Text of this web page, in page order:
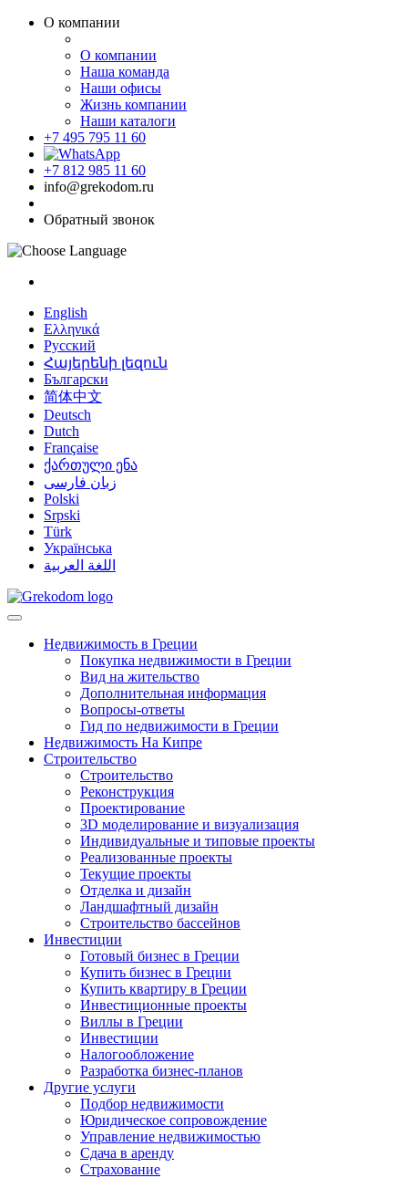
О компании
О компании
Наша команда
Наши офисы
Жизнь компании
Наши каталоги
+7 495 795 11 60
+7 812 985 11 60
info@grekodom.ru
Обратный звонок
English
Ελληνικά
Русский
Հայերենի լեզուն
Български
简体中文
Deutsch
Dutch
Française
ქართული ენა
زبان فارسی
Polski
Srpski
Türk
Українська
اللغة العربية
Недвижимость в Греции
Покупка недвижимости в Греции
Вид на жительство
Дополнительная информация
Вопросы-ответы
Гид по недвижимости в Греции
Недвижимость На Кипре
Строительство
Строительство
Реконструкция
Проектирование
3D моделирование и визуализация
Индивидуальные и типовые проекты
Реализованные проекты
Текущие проекты
Отделка и дизайн
Ландшафтный дизайн
Строительство бассейнов
Инвестиции
Готовый бизнес в Греции
Купить бизнес в Греции
Купить квартиру в Греции
Инвестиционные проекты
Виллы в Греции
Инвестиции
Налогообложение
Разработка бизнес-планов
Другие услуги
Подбор недвижимости
Юридическое сопровождение
Управление недвижимостью
Сдача в аренду
Страхование